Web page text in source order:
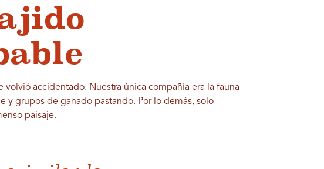
volvió accidentado. Nuestra única compañía era la fauna
y grupos de ganado pastando. Por lo demás, solo
paisaje.